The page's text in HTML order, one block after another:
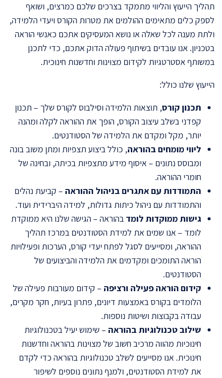
תהליך הייעוץ והליווי מתמקד בצרכים שלכם כמרצים, ושואף
לספק כלים מתאימים ההולמים את מטרות הקורס ויעדי הלמידה,
ולתת מענה לכל שאלה או נושא המעסיקים אתכם כאנשי הוראה
בטכניון. אנו עובדים בשיתוף פעולה הדוק אתכם, כדי לתכנן
במשותף אסטרטגיות לקידום מצוינות וחדשנות חינוכית.
הייעוץ שלנו כולל:
תכנון קורס, תוצאות הלמידה וסילבוס לקורס שלך – תכנון
קפדני בשלב עיצוב הקורס, הופך את ההוראה לקלה ומהנה
יותר, מקל ומקדם את הלמידה של הסטודנטים.
ליווי מומחים בהוראה, כולל ביצוע תצפיות ומתן משוב בונה
ומבוסס נתונים – איסוף מידע מתצפיות בכיתה, ובחינה של
חומרי ההוראה.
התמודדות עם אתגרים בניהול ההוראה – קביעת נהלים
והתמודדות עם ניהול כיתות גדולות, למידה היברידית ועוד.
גישות ממוקדות לומד בהוראה – הגישה שלנו היא ממוקדת
לומד – אנו שמים את למידת הסטודנטים במרכז תהליך
ההוראה, ומסייעים לסגל לפתח יעדי קורס, הערכות ופעילויות
הוראה התומכים ומקדמים את הלמידה והביצועים של
הסטודנטים.
קידום הוראה פעילה ורציפה – קידום מעורבות פעילה של
הלומדים בקורס באמצעות דיונים, פתרון בעיות, חקר מקרים,
עבודה בקבוצות ושיטות נוספות.
שילוב טכנולוגיות בהוראה – שימוש יעיל בטכנולוגיות
חינוכיות מהווה מרכיב חשוב של מצוינות בהוראה וחדשנות
חינוכית. אנו מסייעים לשלב טכנולוגיות בהוראה כדי לקדם
את למידת הסטודנטים, ולמנף נתונים נוספים לשיפור